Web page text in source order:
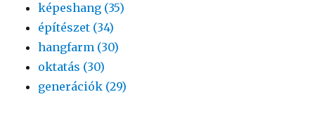
képeshang (35)
építészet (34)
hangfarm (30)
oktatás (30)
generációk (29)